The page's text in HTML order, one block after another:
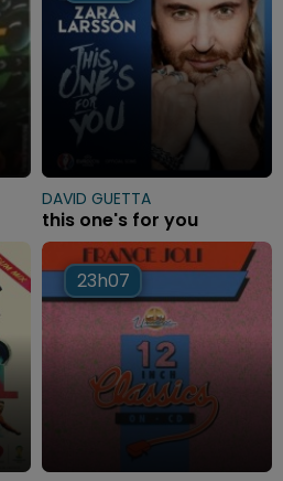
DAVID GUETTA
this one's for you
23h07
23h07